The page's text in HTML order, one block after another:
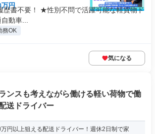
万円
書不要！ ★性別不問で活躍可能な軽貨物ド
動車...
務OK
気になる
ンスも考えながら働ける軽い荷物で働
送ドライバー
円以上狙える配送ドライバー！週休2日制で家